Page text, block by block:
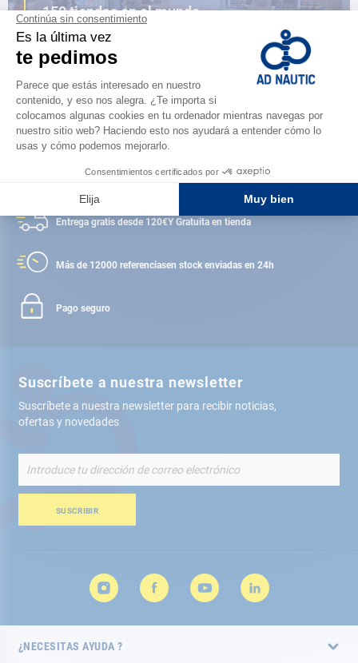
150 tiendas en el mundo,
la fuerza de una red
ENCUENTRA UNA TIENDA
Satisfecho o reembolsado
Entrega gratis desde 120€Y Gratuita en tienda
Más de 12000 referenciasen stock enviadas en 24h
Pago seguro
Suscríbete a nuestra newsletter
Suscríbete a nuestra newsletter para recibir noticias,
ofertas y novedades
nuestro
de
SUSCRIBIR
¿NECESITAS AYUDA ?